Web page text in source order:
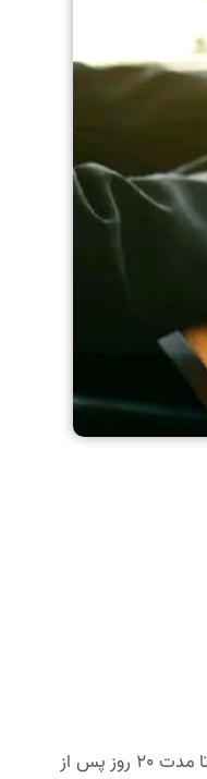
به صورت کلی رای داور مانند رای دادگاه لازم الاجراست و قابلیت تجدیدنظرخواهی در مراجع بالاتر را ندارد؛ اما اگر شرایط زیر صادق باشد، هر یک از طرفین دعوا می توانند تا مدت 20 روز پس از